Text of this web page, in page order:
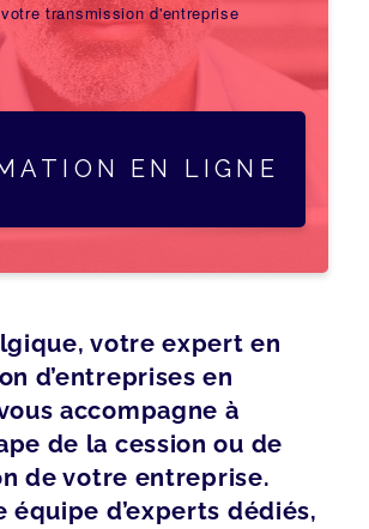
transmission d'entreprise
EN LIGNE
votre expert en
d’entreprises en
accompagne à
de la cession ou de
de votre entreprise.
équipe d’experts dédiés,